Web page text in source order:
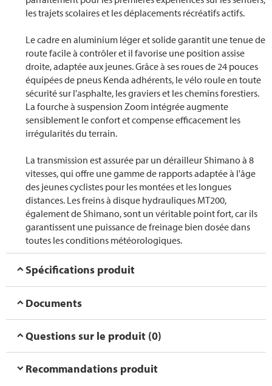
les trajets scolaires et les déplacements récréatifs actifs.
Le cadre en aluminium léger et solide garantit une tenue de
route facile à contrôler et il favorise une position assise
droite, adaptée aux jeunes. Grâce à ses roues de 24 pouces
équipées de pneus Kenda adhérents, le vélo roule en toute
sécurité sur l'asphalte, les graviers et les chemins forestiers.
La fourche à suspension Zoom intégrée augmente
sensiblement le confort et compense efficacement les
irrégularités du terrain.
La transmission est assurée par un dérailleur Shimano à 8
vitesses, qui offre une gamme de rapports adaptée à l'âge
des jeunes cyclistes pour les montées et les longues
distances. Les freins à disque hydrauliques MT200,
également de Shimano, sont un véritable point fort, car ils
garantissent une puissance de freinage bien dosée dans
toutes les conditions météorologiques.
Spécifications produit
Documents
Questions sur le produit (0)
Recommandations produit